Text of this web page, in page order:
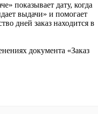
показывает дату, когда
выдачи» и помогает
дней заказ находится в
документа «Заказ